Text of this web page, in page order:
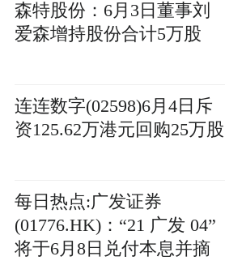
森特股份：6月3日董事刘
爱森增持股份合计5万股
连连数字(02598)6月4日斥
资125.62万港元回购25万股
每日热点:广发证券
(01776.HK)：“21 广发 04”
将于6月8日兑付本息并摘